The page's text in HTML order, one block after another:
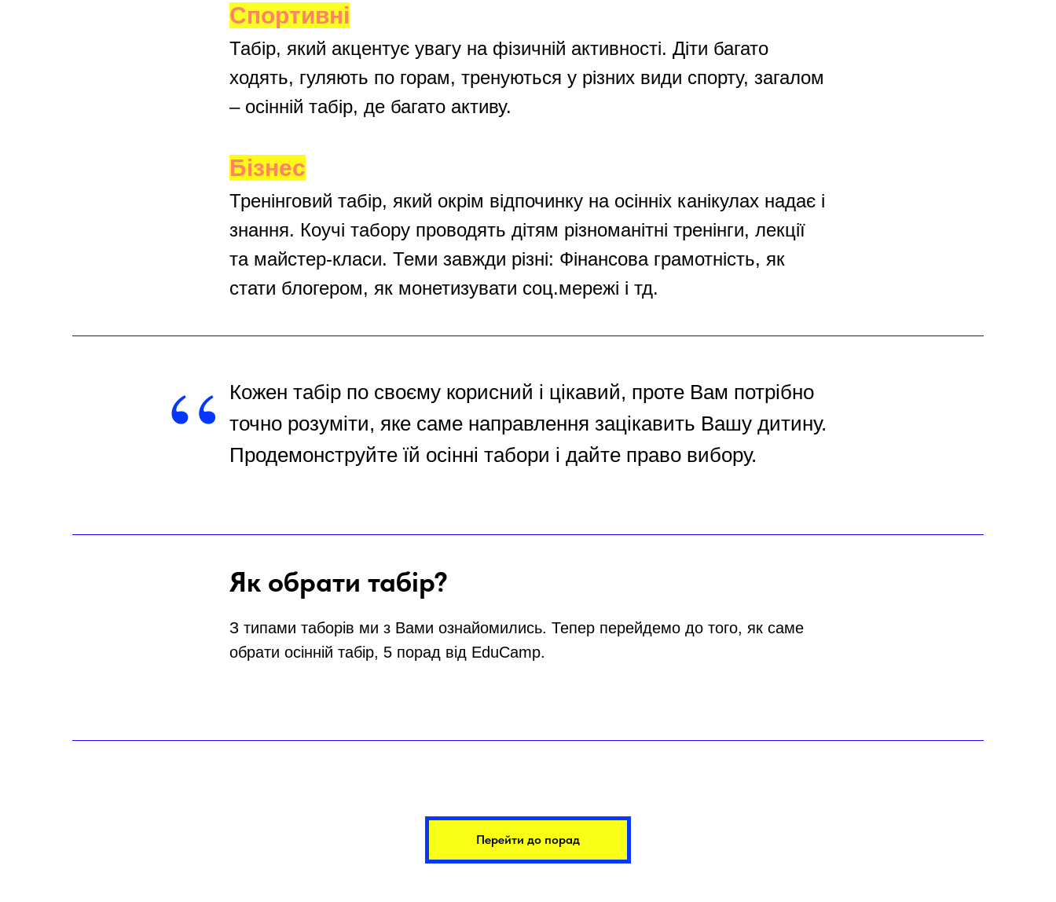
Спортивні
Табір, який акцентує увагу на фізичній активності. Діти багато
ходять, гуляють по горам, тренуються у різних види спорту, загалом
– осінній табір, де багато активу.
Бізнес
Тренінговий табір, який окрім відпочинку на осінніх канікулах надає і
знання. Коучі табору проводять дітям різноманітні тренінги, лекції
та майстер-класи. Теми завжди різні: Фінансова грамотність, як
стати блогером, як монетизувати соц.мережі і тд.
“
Кожен табір по своєму корисний і цікавий, проте Вам потрібно
точно розуміти, яке саме направлення зацікавить Вашу дитину.
Продемонструйте їй осінні табори і дайте право вибору.
Як обрати табір?
З типами таборів ми з Вами ознайомились. Тепер перейдемо до того, як саме
обрати осінній табір, 5 порад від EduCamp.
Перейти до порад